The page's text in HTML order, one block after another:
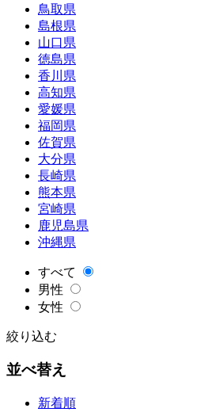
鳥取県
島根県
山口県
徳島県
香川県
高知県
愛媛県
福岡県
佐賀県
大分県
長崎県
熊本県
宮崎県
鹿児島県
沖縄県
すべて
男性
女性
絞り込む
並べ替え
新着順